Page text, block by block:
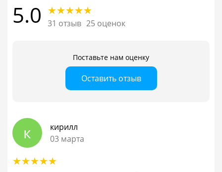
5.0 31 отзыв 25 оценок
Поставьте нам оценку
Оставить отзыв
к
кирилл
03 марта